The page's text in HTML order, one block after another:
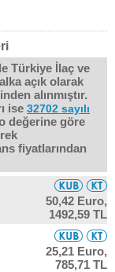
Türkiye İlaç ve
açık olarak
alınmıştır.
ise 32702 sayılı
değerine göre
fiyatlarından
50,42 Euro,
1492,59 TL
25,21 Euro,
785,71 TL